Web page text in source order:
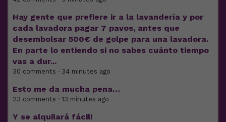
Hay gente que prefiere ir a la lavandería y por
cada lavadora pagar 7 pavos, antes que
desembolsar 500€ de golpe para una lavadora.
En parte lo entiendo si no sabes cuánto tiempo
vas a dur...
30 comments · 34 minutes ago
Esto me da mucha pena…
23 comments · 13 minutes ago
Y se alquilará fácil!